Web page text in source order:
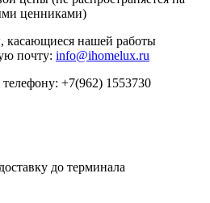
ценниками)
касающиеся нашей работы
почту: info@ihomelux.ru
+7(962) 1553730
до терминала